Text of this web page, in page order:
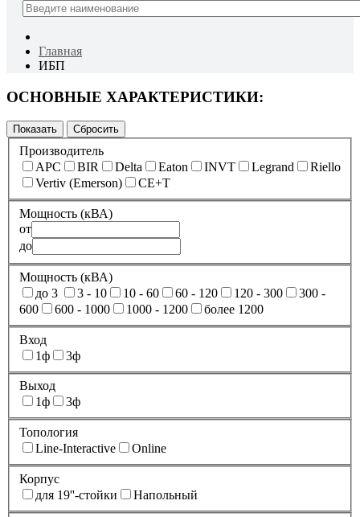
Главная
ИБП
ОСНОВНЫЕ ХАРАКТЕРИСТИКИ:
Производитель
APC
BIR Delta Eaton INVT Legrand
Riello
Vertiv (Emerson)
CE+T
Мощность (кВА)
от
до
Мощность (кВА)
до 3
3 - 10 10 - 60 60 - 120 120 - 300
300 -
600
600 - 1000 1000 - 1200 более 1200
Вход
1ф
3ф
Выход
1ф
3ф
Топология
Line-Interactive
Online
Корпус
для 19''-стойки
Напольный